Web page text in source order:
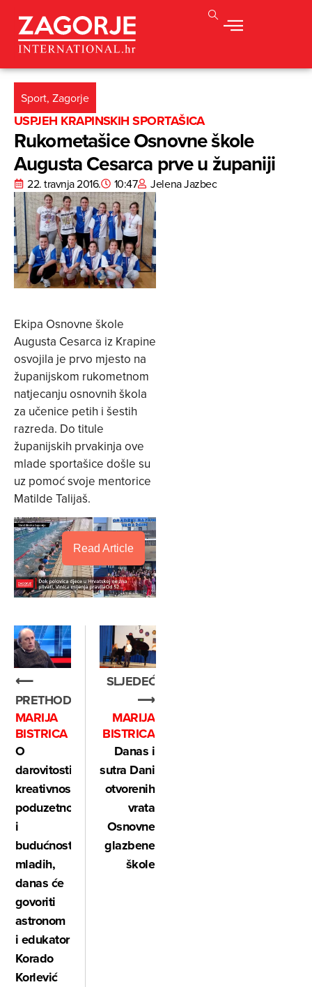
Sport, Zagorje
USPJEH KRAPINSKIH SPORTAŠICA
Rukometašice Osnovne škole
Augusta Cesarca prve u županiji
22. travnja 2016. 10:47 Jelena Jazbec
Ekipa Osnovne škole
Augusta Cesarca iz Krapine
osvojila je prvo mjesto na
županijskom rukometnom
natjecanju osnovnih škola
za učenice petih i šestih
razreda. Do titule
županijskih prvakinja ove
mlade sportašice došle su
uz pomoć svoje mentorice
Matilde Talijaš.
Read Article
⟵
PRETHODNO
MARIJA
BISTRICA
O
darovitosti,
kreativnosti,
poduzetnosti
i
budućnosti
mladih,
danas će
govoriti
astronom
i edukator
Korado
Korlević
SLJEDEĆE
⟶
MARIJA
BISTRICA
Danas i
sutra Dani
otvorenih
vrata
Osnovne
glazbene
škole